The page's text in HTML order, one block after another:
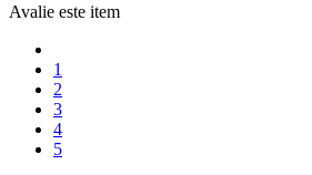
Avalie este item
1
2
3
4
5